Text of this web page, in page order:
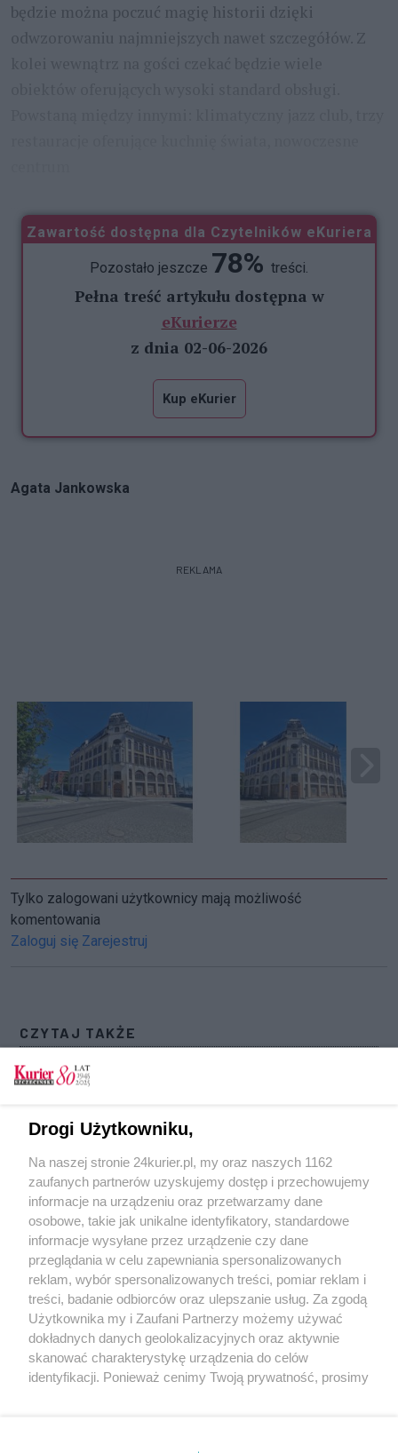
będzie można poczuć magię historii dzięki
odwzorowaniu najmniejszych nawet szczegółów. Z
Zawartość dostępna dla Czytelników eKuriera
Pozostało jeszcze 78% treści.
Pełna treść artykułu dostępna w
eKurierze
z dnia 02-06-2026
Kup eKurier
Agata Jankowska
REKLAMA
Tylko zalogowani użytkownicy mają możliwość
komentowania
Zaloguj się Zarejestruj
CZYTAJ TAKŻE
Na budowie Starej Drukarni cisza, bo...
przeprojektowują piętro
Remont ulicy Dworcowej. Zmiany będą istotne
[GALERIA]
Drukarnia powraca do świetności. Powstaną tu
restauracje, hotel oraz klub z muzyką na żywo
POGODA
16℃
Zobacz prognozę na 3 dni
Drogi Użytkowniku,
Na naszej stronie 24kurier.pl, my oraz naszych 1162
zaufanych partnerów uzyskujemy dostęp i przechowujemy
informacje na urządzeniu oraz przetwarzamy dane
osobowe, takie jak unikalne identyfikatory, standardowe
informacje wysyłane przez urządzenie czy dane
przeglądania w celu zapewniania spersonalizowanych
reklam, wybór spersonalizowanych treści, pomiar reklam i
treści, badanie odbiorców oraz ulepszanie usług. Za zgodą
Użytkownika my i Zaufani Partnerzy możemy używać
dokładnych danych geolokalizacyjnych oraz aktywnie
skanować charakterystykę urządzenia do celów
identyfikacji. Ponieważ cenimy Twoją prywatność, prosimy